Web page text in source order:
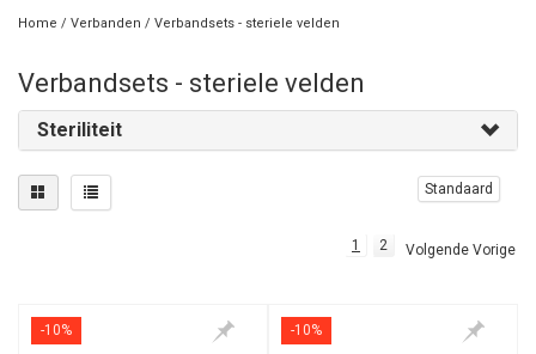
Home / Verbanden / Verbandsets - steriele velden
Verbandsets - steriele velden
Steriliteit
Standaard
1 2 Volgende Vorige
-10% -10%